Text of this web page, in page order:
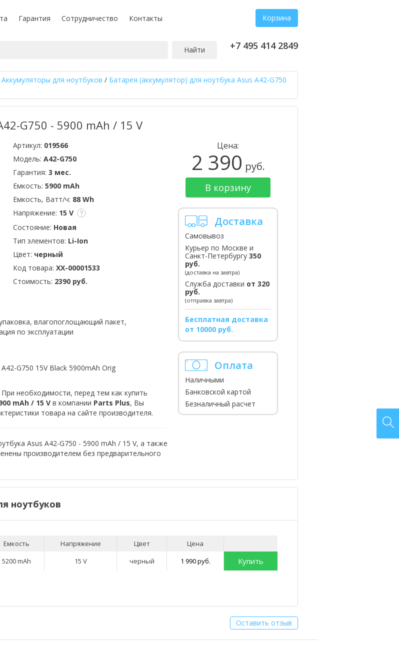
Гарантия Сотрудничество Контакты Корзина
Найти +7 495 414 2849
Аккумуляторы для ноутбуков / Батарея (аккумулятор) для ноутбука Asus A42-G750
G750 - 5900 mAh / 15 V
Артикул: 019566
Модель: A42-G750
Гарантия: 3 мес.
Емкость: 5900 mAh
Емкость, Ватт/ч: 88 Wh
Напряжение: 15 V
Состояние: Новая
Тип элементов: Li-Ion
Цвет: черный
Код товара: XX-00001533
Стоимость: 2390 руб.
влагопоглощающий пакет,
по эксплуатации
G750 15V Black 5900mAh Orig
необходимости, перед тем как купить
mAh / 15 V в компании Parts Plus, Вы
товара на сайте производителя.
Asus A42-G750 - 5900 mAh / 15 V, а также
производителем без предварительного
Цена:
2 390 руб.
В корзину
Доставка
Самовывоз
Курьер по Москве и
Санкт-Петербургу 350
руб.
(доставка на завтра)
Служба доставки от 320
руб.
(отправка завтра)
Бесплатная доставка
от 10000 руб.
Оплата
Наличными
Банковской картой
Безналичный расчет
ноутбуков
Емкость Напряжение Цвет
Цена
5200 mAh 15 V черный 1 990 руб. Купить
Оставить отзыв